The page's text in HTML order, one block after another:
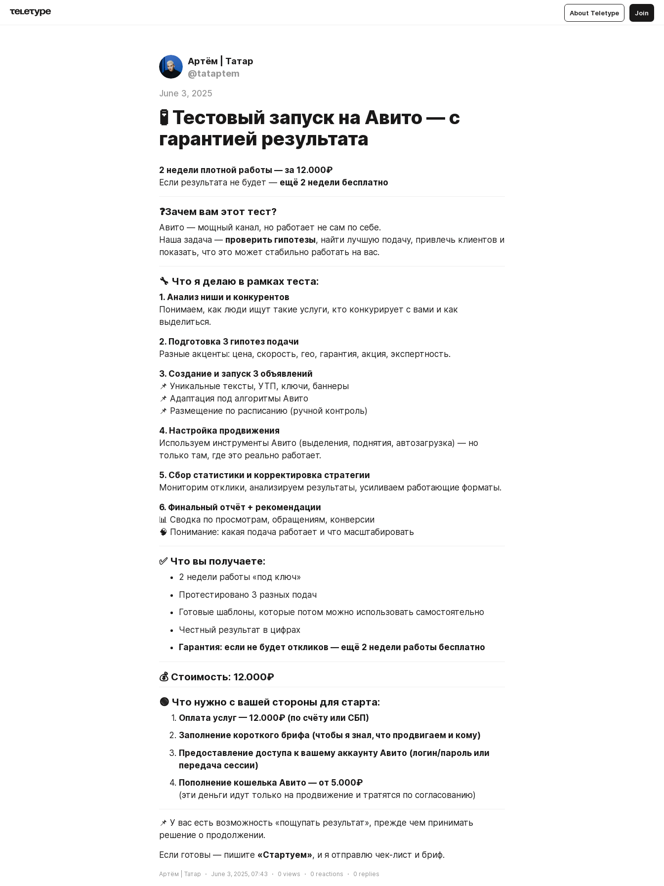
About Teletype Join
Артём | Татар
@tataptem
June 3, 2025
🧪 Тестовый запуск на Авито — с
гарантией результата
2 недели плотной работы — за 12.000₽
Если результата не будет — ещё 2 недели бесплатно
❓Зачем вам этот тест?
Авито — мощный канал, но работает не сам по себе.
Наша задача — проверить гипотезы, найти лучшую подачу, привлечь клиентов и
показать, что это может стабильно работать на вас.
🔧 Что я делаю в рамках теста:
1. Анализ ниши и конкурентов
Понимаем, как люди ищут такие услуги, кто конкурирует с вами и как
выделиться.
2. Подготовка 3 гипотез подачи
Разные акценты: цена, скорость, гео, гарантия, акция, экспертность.
3. Создание и запуск 3 объявлений
📌 Уникальные тексты, УТП, ключи, баннеры
📌 Адаптация под алгоритмы Авито
📌 Размещение по расписанию (ручной контроль)
4. Настройка продвижения
Используем инструменты Авито (выделения, поднятия, автозагрузка) — но
только там, где это реально работает.
5. Сбор статистики и корректировка стратегии
Мониторим отклики, анализируем результаты, усиливаем работающие форматы.
6. Финальный отчёт + рекомендации
📊 Сводка по просмотрам, обращениям, конверсии
🧠 Понимание: какая подача работает и что масштабировать
✅ Что вы получаете:
2 недели работы «под ключ»
Протестировано 3 разных подач
Готовые шаблоны, которые потом можно использовать самостоятельно
Честный результат в цифрах
Гарантия: если не будет откликов — ещё 2 недели работы бесплатно
💰 Стоимость: 12.000₽
🟢 Что нужно с вашей стороны для старта:
Оплата услуг — 12.000₽ (по счёту или СБП)
Заполнение короткого брифа (чтобы я знал, что продвигаем и кому)
Предоставление доступа к вашему аккаунту Авито (логин/пароль или
передача сессии)
Пополнение кошелька Авито — от 5.000₽
(эти деньги идут только на продвижение и тратятся по согласованию)
📌 У вас есть возможность «пощупать результат», прежде чем принимать
решение о продолжении.
Если готовы — пишите «Стартуем», и я отправлю чек-лист и бриф.
Артём | Татар June 3, 2025, 07:43 0 views 0 reactions 0 replies